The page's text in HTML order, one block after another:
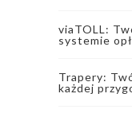
viaTOLL:
systemie
Trapery:
każdej